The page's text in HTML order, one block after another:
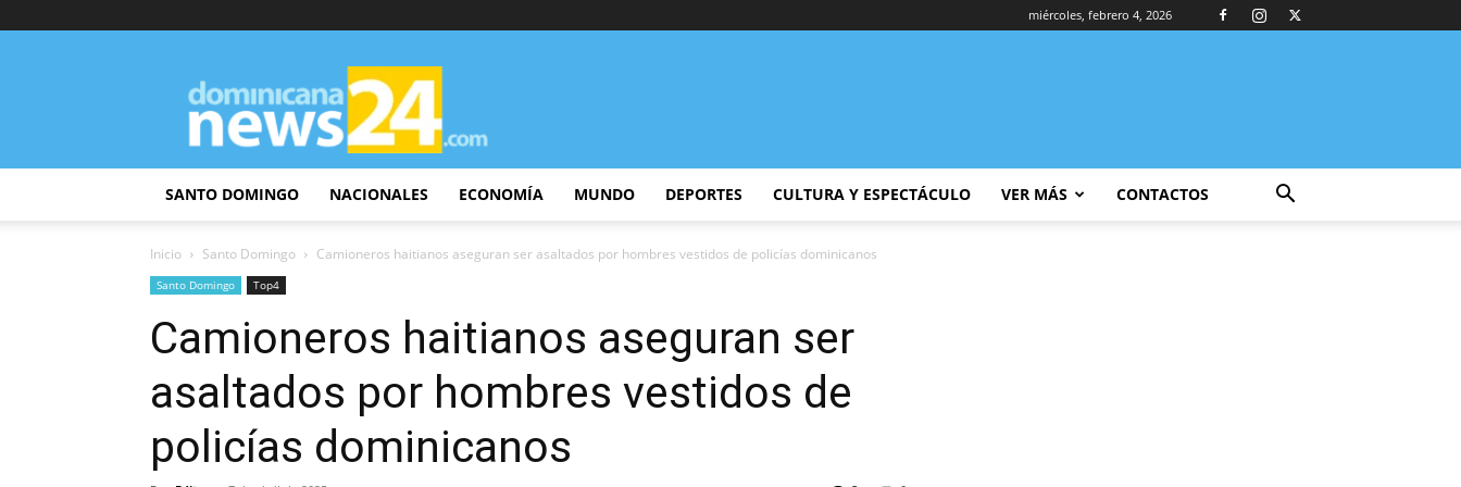
miércoles, febrero 4, 2026
DominicanaNews24
SANTO DOMINGO NACIONALES ECONOMÍA MUNDO DEPORTES CULTURA Y ESPECTÁCULO VER MÁS CONTACTOS
Inicio Santo Domingo Camioneros haitianos aseguran ser asaltados por hombres vestidos de policías dominicanos
Santo Domingo Top4
Camioneros haitianos aseguran ser
asaltados por hombres vestidos de
policías dominicanos